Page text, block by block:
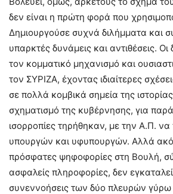
δεν είναι η πρώτη φορά που
Δημιουργούσε συχνά διλήμματα και
υπαρκτές δυνάμεις και αντιθέσεις.
τον κομματικό μηχανισμό και
τον ΣΥΡΙΖΑ, έχοντας ιδιαίτερες
σε πολλά κομβικά σημεία της
σχηματισμό της κυβέρνησης, για
ισορροπίες τηρήθηκαν, με την Α.Π. να
υπουργών και υφυπουργών. Αλλά
πρόσφατες ψηφοφορίες στη Βουλή,
ασφαλείς πληροφορίες, δεν
συνεννοήσεις των δύο πλευρών γύρω